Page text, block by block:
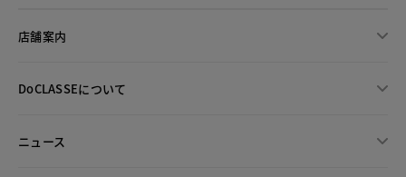
店舗案内
DoCLASSEについて
ニュース